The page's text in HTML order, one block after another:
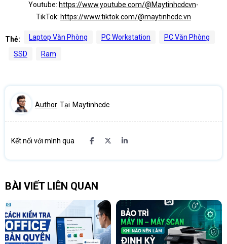
Youtube: https://www.youtube.com/@Maytinhcdcvn-
TikTok: https://www.tiktok.com/@maytinhcdc.vn
Thẻ: Laptop Văn Phòng PC Workstation PC Văn Phòng
SSD Ram
Author Tại Maytinhcdc
Kết nối với mình qua
BÀI VIẾT LIÊN QUAN